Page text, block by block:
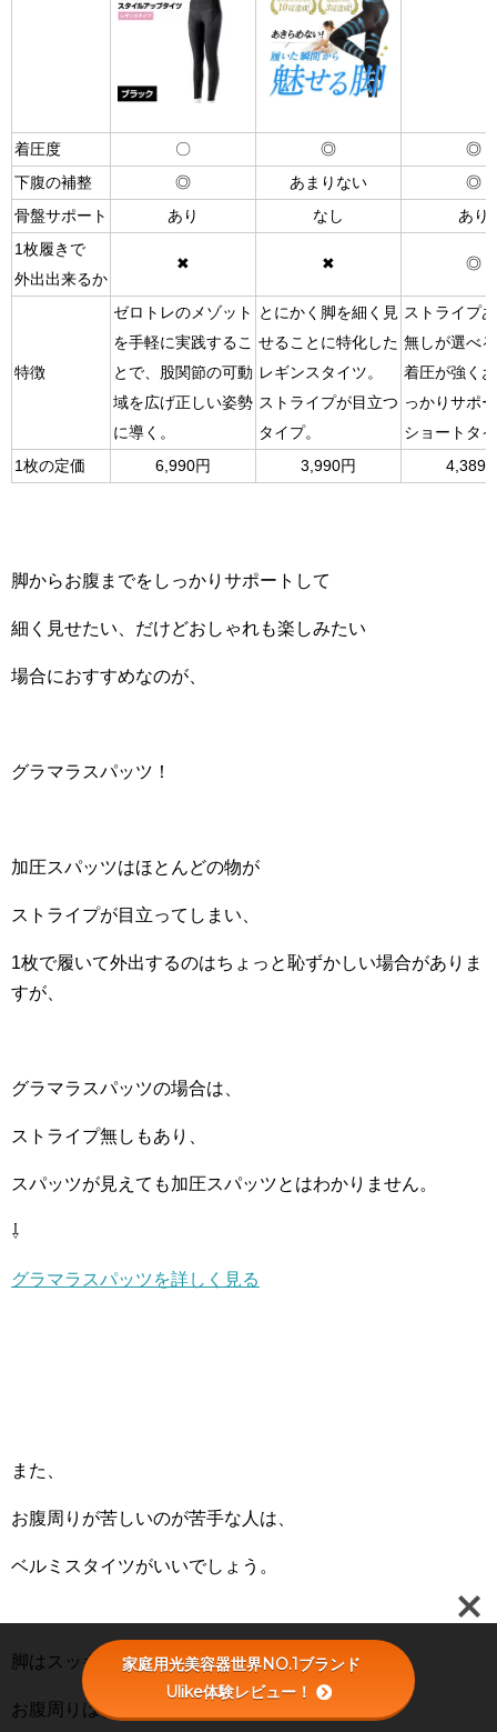
着圧度 〇 ◎
◎
下腹の補整
◎ あまりない
◎
骨盤サポート
あり なし
あり
1枚履きで
外出出来るか
✖ ✖ ◎
特徴
ゼロトレのメゾット
を手軽に実践するこ
とで、股関節の可動
域を広げ正しい姿勢
に導く。
とにかく脚を細く見
せることに特化した
レギンスタイツ。
ストライプが目立つ
タイプ。
ストライプ
無しが選べ
着圧が強く
っかりサポ
ショートタ
1枚の定価
6,990円 3,990円 4,389
脚からお腹までをしっかりサポートして
細く見せたい、だけどおしゃれも楽しみたい
場合におすすめなのが、
グラマラスパッツ！
加圧スパッツはほとんどの物が
ストライプが目立ってしまい、
1枚で履いて外出するのはちょっと恥ずかしい場合がありま
すが、
グラマラスパッツの場合は、
ストライプ無しもあり、
スパッツが見えても加圧スパッツとはわかりません。
⇩
グラマラスパッツを詳しく見る
また、
お腹周りが苦しいのが苦手な人は、
ベルミスタイツがいいでしょう。
脚はスッキリ見せてくれますが、
お腹周りはきつくないのでラクに履けます。
家庭用光美容器世界NO.1ブランド
Ulike体験レビュー！